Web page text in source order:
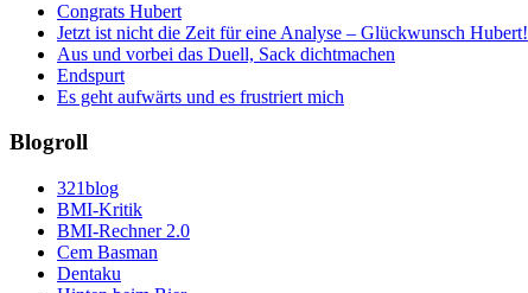
Congrats Hubert
Jetzt ist nicht die Zeit für eine Analyse – Glückwunsch Hubert!
Aus und vorbei das Duell, Sack dichtmachen
Endspurt
Es geht aufwärts und es frustriert mich
Blogroll
321blog
BMI-Kritik
BMI-Rechner 2.0
Cem Basman
Dentaku